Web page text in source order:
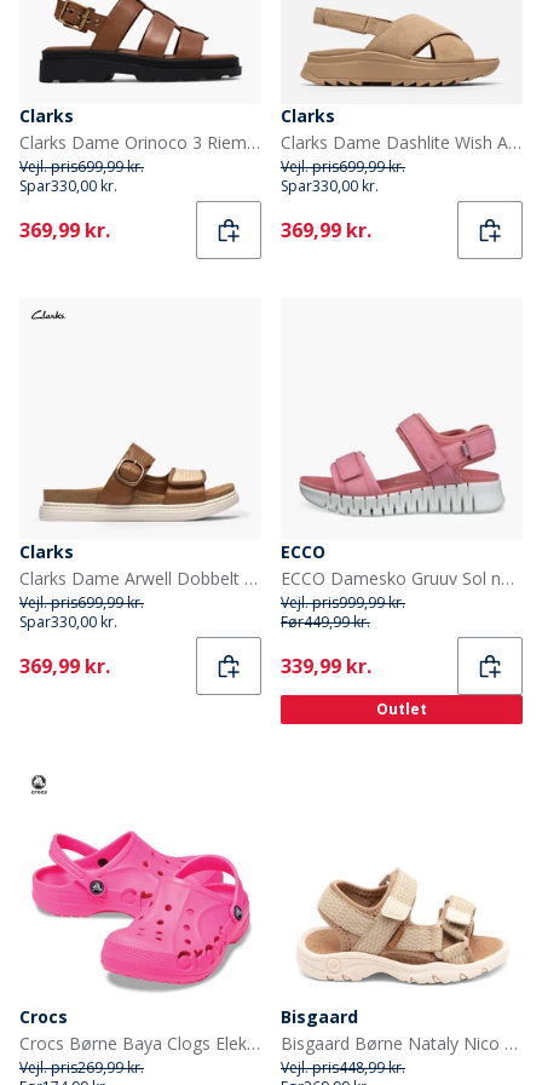
Clarks
Clarks Dame Orinoco 3 Riem Sandaler Tan Leather
Vejl. pris699,99 kr.
Spar330,00 kr.
Current
369,99 kr.
Clarks
Clarks Dame Dashlite Wish Ankelrem Sandaler Beige Suede
Vejl. pris699,99 kr.
Spar330,00 kr.
Current
369,99 kr.
Clarks
Clarks Dame Arwell Dobbelt Rem Sandaler Tan Leather
Vejl. pris699,99 kr.
Spar330,00 kr.
Current
369,99 kr.
ECCO
ECCO Damesko Gruuv Sol nubuck ankelrem sandaler Old Rose
Vejl. pris999,99 kr.
Før449,99 kr.
Current
339,99 kr.
Outlet
Crocs
Crocs Børne Baya Clogs Elektrisk Pink
Vejl. pris269,99 kr.
Bisgaard
Bisgaard Børne Nataly Nico Sandal Nude Mix
Vejl. pris448,99 kr.